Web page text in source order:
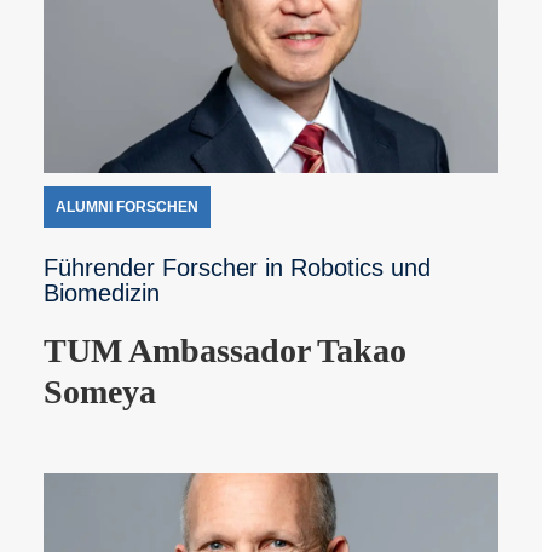
ALUMNI FORSCHEN
Führender Forscher in Robotics und
Biomedizin
TUM Ambassador Takao
Someya